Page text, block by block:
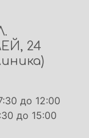
24
до 12:00
до 15:00